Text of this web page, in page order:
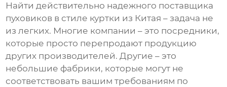
Найти действительно надежного поставщика
пуховиков в стиле куртки из Китая – задача не
из легких. Многие компании – это посредники,
которые просто перепродают продукцию
других производителей. Другие – это
небольшие фабрики, которые могут не
соответствовать вашим требованиям по